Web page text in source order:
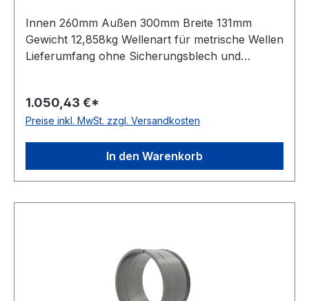
Innen 260mm Außen 300mm Breite 131mm
Gewicht 12,858kg Wellenart für metrische Wellen
Lieferumfang ohne Sicherungsblech und
1.050,43 €*
Preise inkl. MwSt. zzgl. Versandkosten
In den Warenkorb